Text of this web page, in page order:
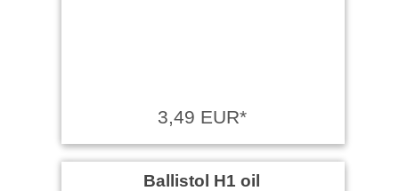
3,49 EUR*
Ballistol H1 oil